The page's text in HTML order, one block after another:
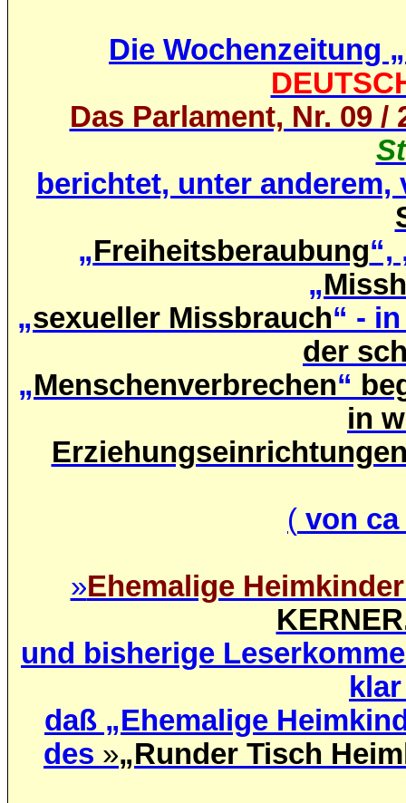
Die Wochenzeitung „
Das Parlament, Nr. 09 /
berichtet, unter
„Freiheitsberaubung“,
„
„sexueller Missbrauch“ -
der
„Menschenverbrechen“
in
( von ca
»Ehemalige
und bisherige
daß „Ehemalige
des »„Runder Tisch